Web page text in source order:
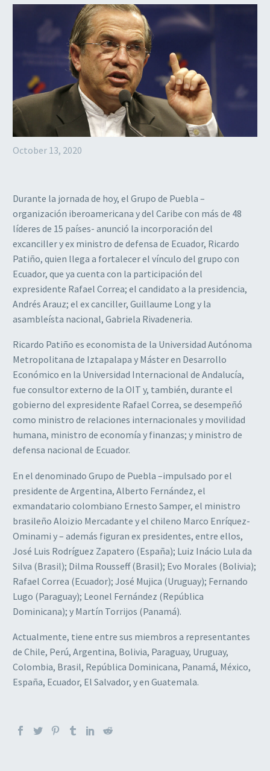
October 13, 2020
Durante la jornada de hoy, el Grupo de Puebla –
organización iberoamericana y del Caribe con más de 48
líderes de 15 países- anunció la incorporación del
excanciller y ex ministro de defensa de Ecuador, Ricardo
Patiño, quien llega a fortalecer el vínculo del grupo con
Ecuador, que ya cuenta con la participación del
expresidente Rafael Correa; el candidato a la presidencia,
Andrés Arauz; el ex canciller, Guillaume Long y la
asambleísta nacional, Gabriela Rivadeneria.
Ricardo Patiño es economista de la Universidad Autónoma
Metropolitana de Iztapalapa y Máster en Desarrollo
Económico en la Universidad Internacional de Andalucía,
fue consultor externo de la OIT y, también, durante el
gobierno del expresidente Rafael Correa, se desempeñó
como ministro de relaciones internacionales y movilidad
humana, ministro de economía y finanzas; y ministro de
defensa nacional de Ecuador.
En el denominado Grupo de Puebla –impulsado por el
presidente de Argentina, Alberto Fernández, el
exmandatario colombiano Ernesto Samper, el ministro
brasileño Aloizio Mercadante y el chileno Marco Enríquez-
Ominami y – además figuran ex presidentes, entre ellos,
José Luis Rodríguez Zapatero (España); Luiz Inácio Lula da
Silva (Brasil); Dilma Rousseff (Brasil); Evo Morales (Bolivia);
Rafael Correa (Ecuador); José Mujica (Uruguay); Fernando
Lugo (Paraguay); Leonel Fernández (República
Dominicana); y Martín Torrijos (Panamá).
Actualmente, tiene entre sus miembros a representantes
de Chile, Perú, Argentina, Bolivia, Paraguay, Uruguay,
Colombia, Brasil, República Dominicana, Panamá, México,
España, Ecuador, El Salvador, y en Guatemala.